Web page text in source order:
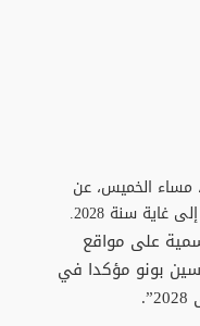
مساء الخميس، عن
سنة 2028.
على مواقع
بونو مؤكدا في